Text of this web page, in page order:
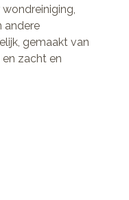
andere
gemaakt van
zacht en